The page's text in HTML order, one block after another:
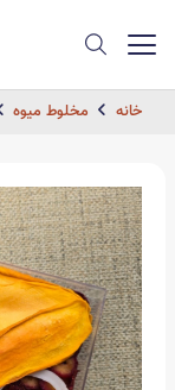
خانه مخلوط میوه